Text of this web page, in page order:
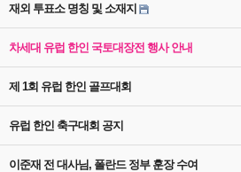
재외 투표소 명칭 및 소재지
차세대 유럽 한인 국토대장전 행사 안내
제 1회 유럽 한인 골프대회
유럽 한인 축구대회 공지
이준재 전 대사님, 폴란드 정부 훈장 수여